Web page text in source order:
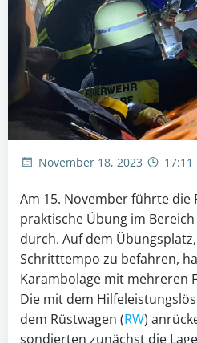
November 18, 2023 17:11
Am 15. November führte die
praktische Übung im
durch. Auf dem
Schritttempo zu befahren,
Karambolage mit mehreren
Die mit dem
dem Rüstwagen (RW)
sondierten zunächst die